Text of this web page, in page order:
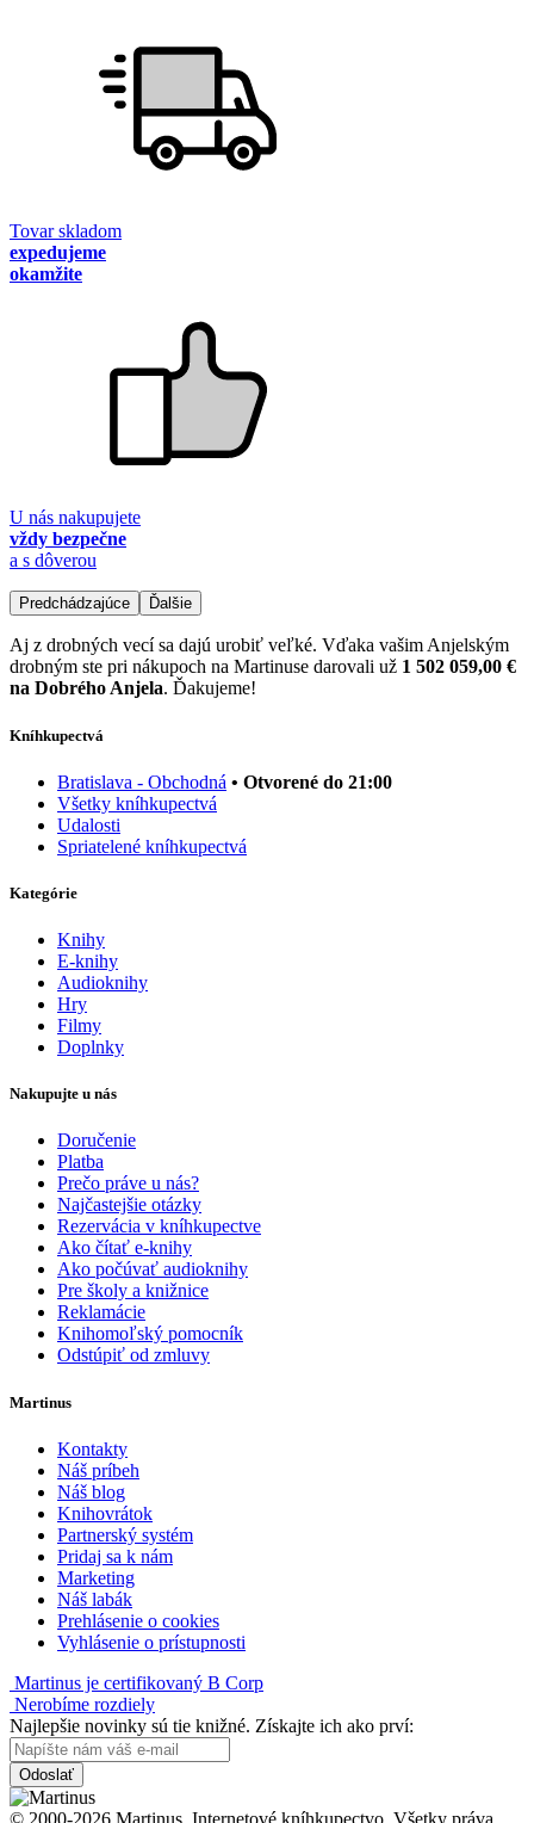
Tovar skladom
expedujeme
okamžite
U nás nakupujete
vždy bezpečne
a s dôverou
Predchádzajúce Ďalšie
Aj z drobných vecí sa dajú urobiť veľké. Vďaka vašim Anjelským
drobným ste pri nákupoch na Martinuse darovali už 1 502 059,00 €
na Dobrého Anjela. Ďakujeme!
Kníhkupectvá
Bratislava - Obchodná • Otvorené do 21:00
Všetky kníhkupectvá
Udalosti
Spriatelené kníhkupectvá
Kategórie
Knihy
E-knihy
Audioknihy
Hry
Filmy
Doplnky
Nakupujte u nás
Doručenie
Platba
Prečo práve u nás?
Najčastejšie otázky
Rezervácia v kníhkupectve
Ako čítať e-knihy
Ako počúvať audioknihy
Pre školy a knižnice
Reklamácie
Knihomoľský pomocník
Odstúpiť od zmluvy
Martinus
Kontakty
Náš príbeh
Náš blog
Knihovrátok
Partnerský systém
Pridaj sa k nám
Marketing
Náš labák
Prehlásenie o cookies
Vyhlásenie o prístupnosti
Martinus je certifikovaný B Corp
Nerobíme rozdiely
Najlepšie novinky sú tie knižné. Získajte ich ako prví:
Odoslať
© 2000-2026 Martinus. Internetové kníhkupectvo. Všetky práva